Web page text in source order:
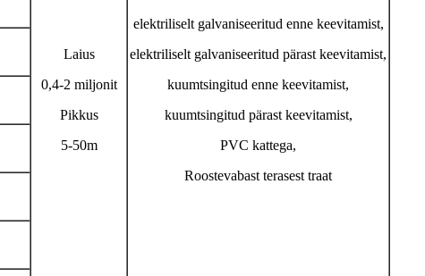
Laius
0,4-2 miljonit
Pikkus
5-50m
elektriliselt galvaniseeritud enne keevitamist,
elektriliselt galvaniseeritud pärast keevitamist,
kuumtsingitud enne keevitamist,
kuumtsingitud pärast keevitamist,
PVC kattega,
Roostevabast terasest traat